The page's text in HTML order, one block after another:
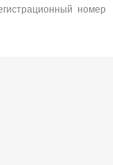
номер